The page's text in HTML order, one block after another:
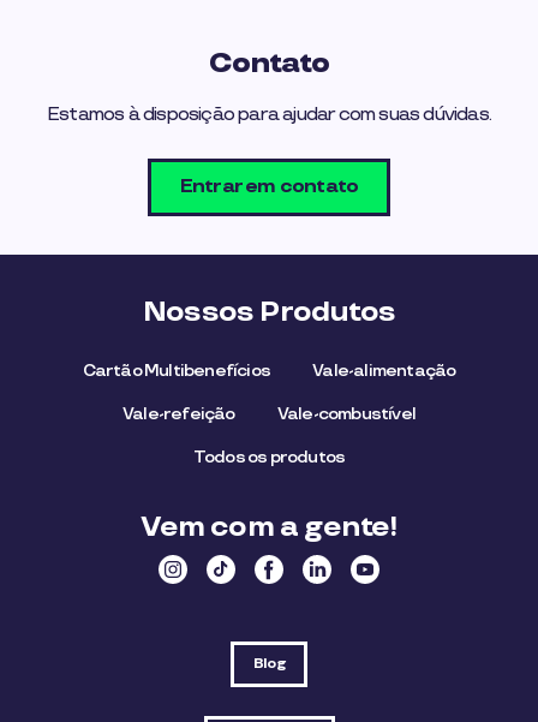
Contato
Estamos à disposição para ajudar com suas dúvidas.
Entrar em contato
Nossos Produtos
Cartão Multibenefícios Vale-alimentação
Vale-refeição Vale-combustível
Todos os produtos
Vem com a gente!
Blog